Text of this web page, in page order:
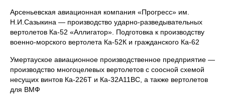
Арсеньевская авиационная компания «Прогресс» им.
Н.И.Сазыкина — производство ударно-разведывательных
вертолетов Ка-52 «Аллигатор». Подготовка к производству
военно-морского вертолета Ка-52К и гражданского Ка-62
Умертауское авиационное производственное предприятие —
производство многоцелевых вертолетов с соосной схемой
несущих винтов Ка-226Т и Ка-32A11BC, а также вертолетов
для ВМФ